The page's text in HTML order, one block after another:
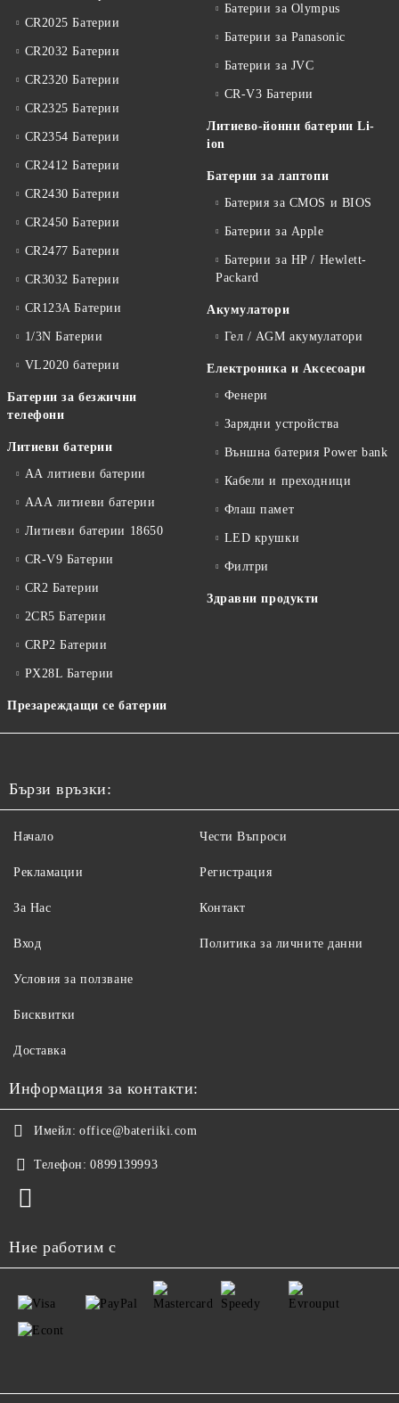
CR2025 Батерии
CR2032 Батерии
CR2320 Батерии
CR2325 Батерии
CR2354 Батерии
CR2412 Батерии
CR2430 Батерии
CR2450 Батерии
CR2477 Батерии
CR3032 Батерии
CR123A Батерии
1/3N Батерии
VL2020 батерии
Батерии за безжични
телефони
Литиеви батерии
АА литиеви батерии
ААА литиеви батерии
Литиеви батерии 18650
CR-V9 Батерии
CR2 Батерии
2CR5 Батерии
CRP2 Батерии
PX28L Батерии
Презареждащи се батерии
Батерии за Olympus
Батерии за Panasonic
Батерии за JVC
CR-V3 Батерии
Литиево-йонни батерии Li-
ion
Батерии за лаптопи
Батерия за CMOS и BIOS
Батерии за Apple
Батерии за HP / Hewlett-
Packard
Акумулатори
Гел / AGM акумулатори
Електроника и Аксесоари
Фенери
Зарядни устройства
Външна батерия Power bank
Кабели и преходници
Флаш памет
LED крушки
Филтри
Здравни продукти
Бързи връзки:
Начало
Рекламации
За Нас
Вход
Чести Въпроси
Регистрация
Контакт
Политика за личните данни
Условия за ползване
Бисквитки
Доставка
Информация за контакти:
Имейл: office@bateriiki.com
Телефон: 0899139993
Ние работим с